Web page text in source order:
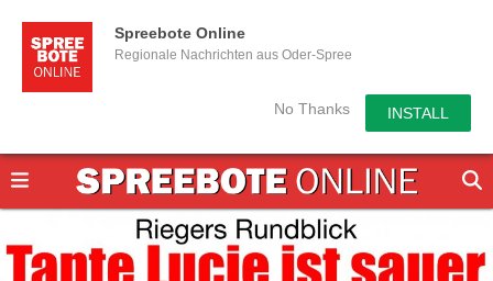
Spreebote Online
Regionale Nachrichten aus Oder-Spree
No Thanks INSTALL